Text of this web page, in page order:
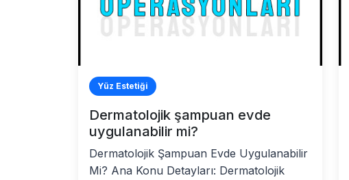
Yüz Estetiği
Dermatolojik şampuan evde
uygulanabilir mi?
Dermatolojik Şampuan Evde Uygulanabilir
Mi? Ana Konu Detayları: Dermatolojik